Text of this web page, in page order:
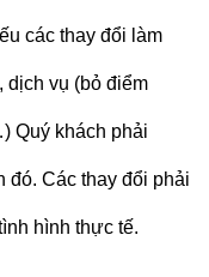
các thay đổi làm
vụ (bỏ điểm
Quý khách phải
đó. Các thay đổi phải
hình thực tế.